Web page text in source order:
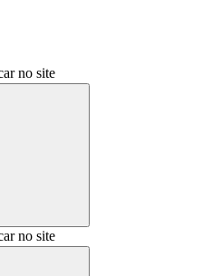
no site
no site